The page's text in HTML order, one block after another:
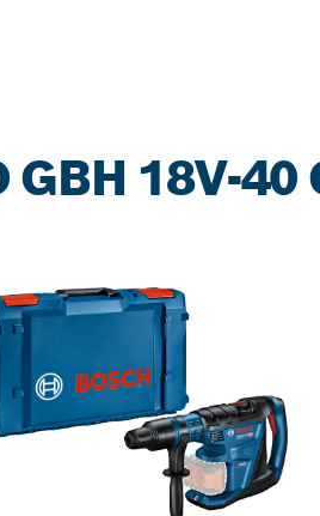
GBH 18V-40